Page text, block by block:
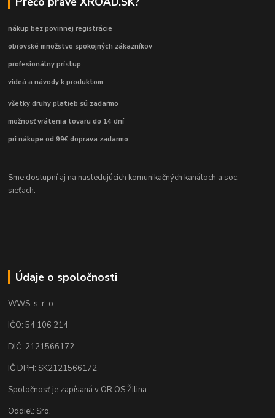
nákup bez povinnej registrácie
obrovské množstvo spokojných zákazníkov
profesionálny prístup
videá a návody k produktom
všetky druhy platieb sú zadarmo
možnosť vrátenia tovaru do 14 dní
pri nákupe od 99€ doprava zadarmo
Sme dostupní aj na nasledujúcich komunikačných kanáloch a soc.
sieťach:
Údaje o spoločnosti
WWS, s. r. o.
IČO: 54 106 214
DIČ: 2121566172
IČ DPH: SK2121566172
Spoločnosť je zapísaná v OR OS Žilina
Oddiel: Sro.